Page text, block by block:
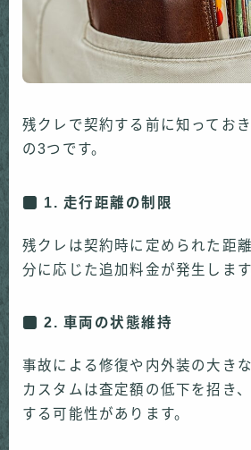
残クレで契約する前に知ってお
の3つです。
1. 走行距離の制限
残クレは契約時に定められた距
分に応じた追加料金が発生します
2. 車両の状態維持
事故による修復や内外装の大き
カスタムは査定額の低下を招き
する可能性があります。